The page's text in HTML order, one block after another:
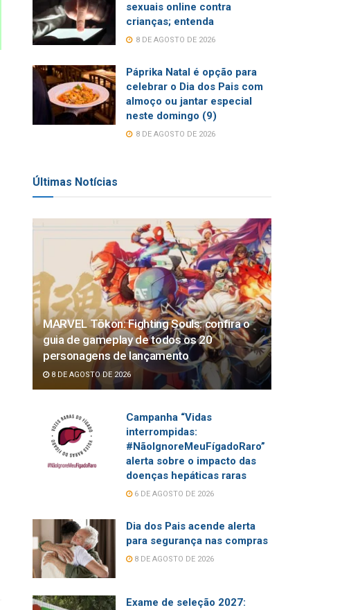
sexuais online contra
crianças; entenda
8 DE AGOSTO DE 2026
Páprika Natal é opção para
celebrar o Dia dos Pais com
almoço ou jantar especial
neste domingo (9)
8 DE AGOSTO DE 2026
Últimas Notícias
MARVEL Tōkon: Fighting Souls: confira o
guia de gameplay de todos os 20
personagens de lançamento
8 DE AGOSTO DE 2026
Campanha “Vidas
interrompidas:
#NãoIgnoreMeuFígadoRaro”
alerta sobre o impacto das
doenças hepáticas raras
6 DE AGOSTO DE 2026
Dia dos Pais acende alerta
para segurança nas compras
8 DE AGOSTO DE 2026
Exame de seleção 2027: